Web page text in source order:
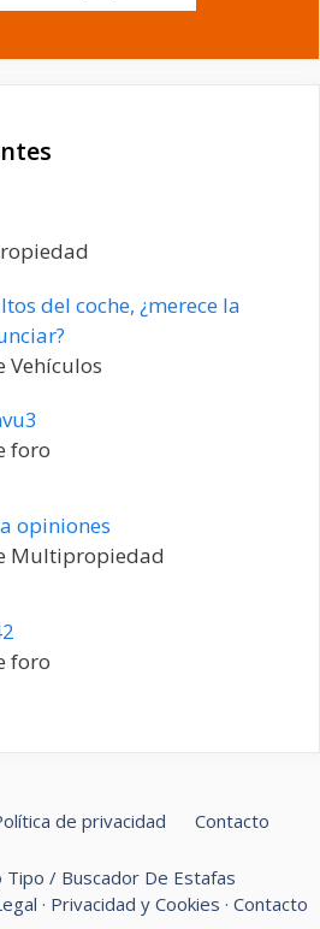
del coche, ¿merece la
Vehículos
foro
opiniones
Multipropiedad
foro
de privacidad Contacto
/ Buscador De Estafas
· Privacidad y Cookies · Contacto